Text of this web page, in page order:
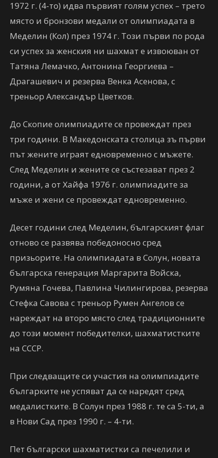
1972 г. (4-то) идва първият голям успех – трето
място и бронзови медали от олимпиадата в
Меделин (Кол) през 1974 г. Този първи по рода
си успех за женския ни шахмат е извоюван от
Татяна Лемачко, Антонина Георгиева –
Драгашевич и резерва Венка Асенова, с
треньор Александър Цветков.
До Скопие олимпиадите се провеждат през
три години. В Македонската столица зъ първи
път жените играят едновременно с мъжете.
След Меделин и жените се състезават през 2
години, а от Хайфа 1976 г. олимпиадите за
мъже и жени се провеждат едновременно.
Десет години след Меделин, българският флаг
отново се развява победоносно сред
призьорите. На олимпиадата в Солун, новата
българска генерация Маргарита Войска,
Румяна Гочева, Павлина Чилингирова, резерва
Стефка Савова с треньор Румен Ангелов се
нареждат на второ място след традиционните
до този момент победителки, шахматистките
на СССР.
При следващите си участия на олимпиадите
българките не успяват да се наредят сред
медалистките. В Солун през 1988 г. те са 5-ти, а
в Нови Сад през 1990 г. – 4-ти.
Пет български шахматистки са печелили и